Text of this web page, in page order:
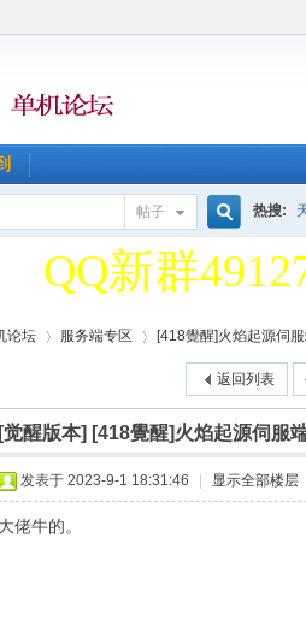
帖子 热搜:
天堂2单机
QQ新群
天堂2单机
QQ新群
论坛
›
服务端专区
›
[418覺醒]火焰起源伺
返回列表
[觉醒版本] [418覺醒]火焰起源伺服
发表于 2023-9-1 18:31:46 显示全部楼层
大佬牛的。